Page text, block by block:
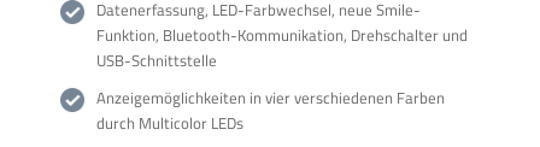
Datenerfassung, LED-Farbwechsel, neue Smile-
Funktion, Bluetooth-Kommunikation, Drehschalter und
USB-Schnittstelle
Anzeigemöglichkeiten in vier verschiedenen Farben
durch Multicolor LEDs